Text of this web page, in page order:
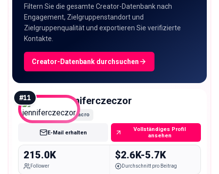
Filtern Sie die gesamte Creator-Datenbank nach
Engagement, Zielgruppenstandort und
Zielgruppenqualität und exportieren Sie verifizierte
Kontakte.
Creator-Datenbank durchsuchen
#11 jenniferczeczor
Macro
E-Mail erhalten
Vollständiges Profil
ansehen
215.0K
Follower
$2.6K-5.7K
Durchschnitt pro Beitrag